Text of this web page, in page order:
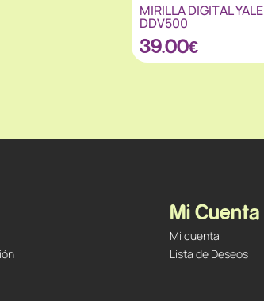
MIRILLA DIGITAL YALE
DDV500
39.00€
Mi Cuenta
Mi cuenta
Lista de Deseos